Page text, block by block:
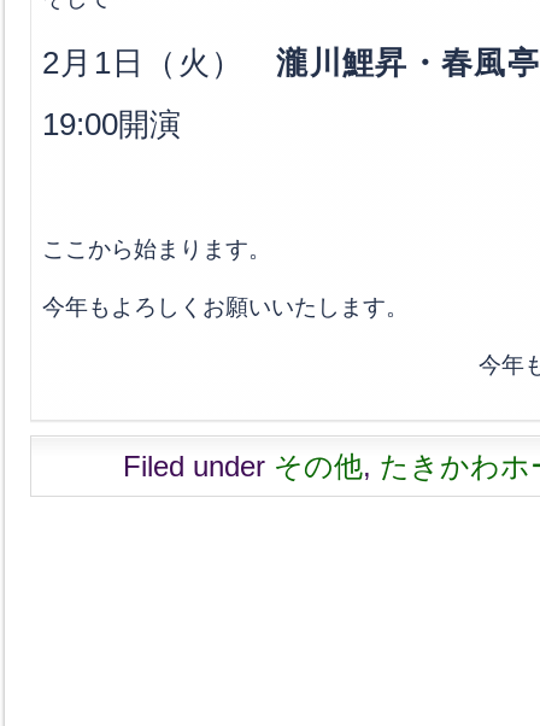
2月1日（火）瀧川鯉昇・春風
19:00開演
ここから始まります。
今年もよろしくお願いいたします。
今年
Filed under その他, たきかわホ